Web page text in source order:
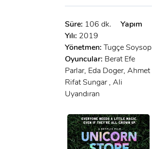
Süre: 106 dk.
Yapım
Yılı: 2019
Yönetmen: Tugçe Soysop
Oyuncular: Berat Efe
Parlar, Eda Doger, Ahmet
Rifat Sungar , Ali
Uyandıran